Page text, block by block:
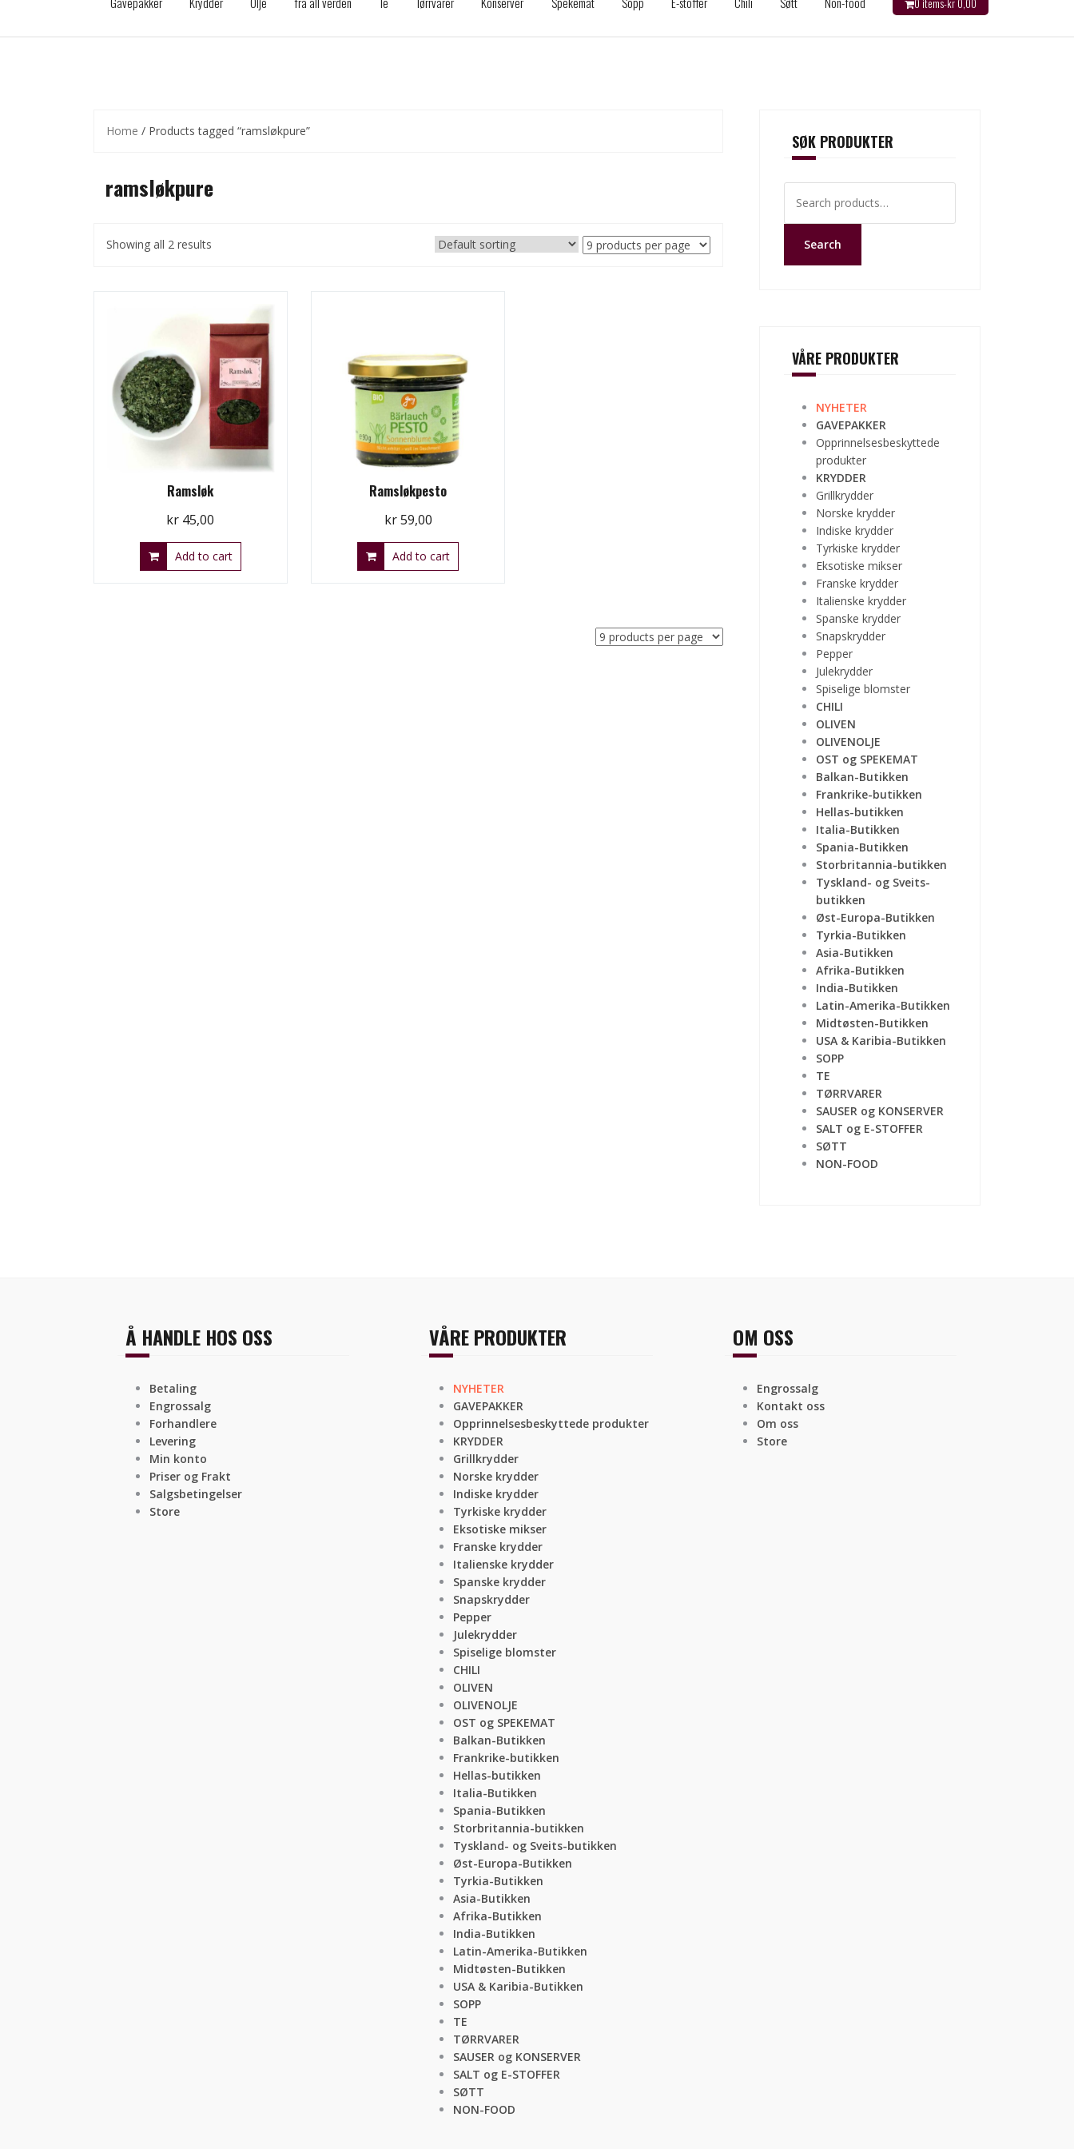
0 items-kr0,00
Home / Products tagged “ramsløkpure”
ramsløkpure
Showing all 2 results
Ramsløk
kr 45,00
Add to cart
Ramsløkpesto
kr59,00
Add to cart
SØK PRODUKTER
for:
Search
VÅRE PRODUKTER
NYHETER
GAVEPAKKER
Opprinnelsesbeskyttede
produkter
KRYDDER
Grillkrydder
Norske krydder
Indiske krydder
Tyrkiske krydder
Eksotiske mikser
Franske krydder
Italienske krydder
Spanske krydder
Snapskrydder
Pepper
Julekrydder
Spiselige blomster
CHILI
OLIVEN
OLIVENOLJE
OST og SPEKEMAT
Balkan-Butikken
Frankrike-butikken
Hellas-butikken
Italia-Butikken
Spania-Butikken
Storbritannia-butikken
Tyskland- og Sveits-
butikken
Øst-Europa-Butikken
Tyrkia-Butikken
Asia-Butikken
Afrika-Butikken
India-Butikken
Latin-Amerika-Butikken
Midtøsten-Butikken
USA & Karibia-Butikken
SOPP
TE
TØRRVARER
SAUSER og KONSERVER
SALT og E-STOFFER
SØTT
NON-FOOD
Å HANDLE HOS OSS
Betaling
Engrossalg
Forhandlere
Levering
Min konto
Priser og Frakt
Salgsbetingelser
Store
VÅRE PRODUKTER
NYHETER
GAVEPAKKER
Opprinnelsesbeskyttede produkter
KRYDDER
Grillkrydder
Norske krydder
Indiske krydder
Tyrkiske krydder
Eksotiske mikser
Franske krydder
Italienske krydder
Spanske krydder
Snapskrydder
Pepper
Julekrydder
Spiselige blomster
CHILI
OLIVEN
OLIVENOLJE
OST og SPEKEMAT
Balkan-Butikken
Frankrike-butikken
Hellas-butikken
Italia-Butikken
Spania-Butikken
Storbritannia-butikken
Tyskland- og Sveits-butikken
Øst-Europa-Butikken
Tyrkia-Butikken
Asia-Butikken
Afrika-Butikken
India-Butikken
Latin-Amerika-Butikken
Midtøsten-Butikken
USA & Karibia-Butikken
SOPP
TE
TØRRVARER
SAUSER og KONSERVER
SALT og E-STOFFER
SØTT
NON-FOOD
OM OSS
Engrossalg
Kontakt oss
Om oss
Store